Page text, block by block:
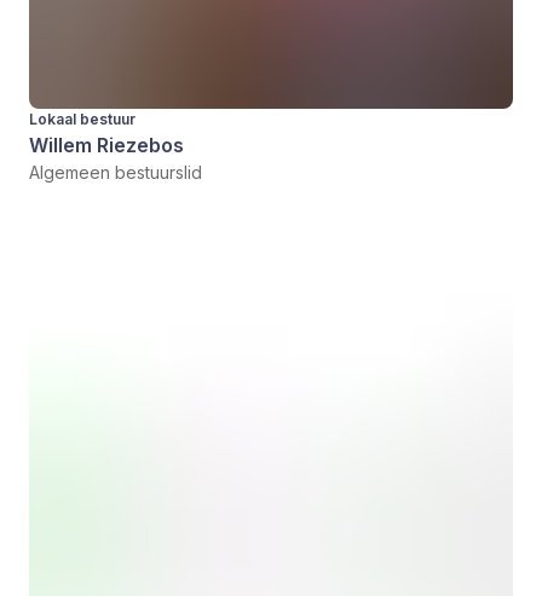
Lokaal bestuur
Willem Riezebos
Algemeen bestuurslid